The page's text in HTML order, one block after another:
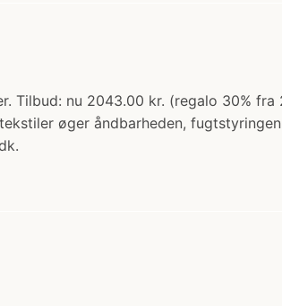
Tilbud: nu 2043.00 kr. (regalo 30%
øger åndbarheden,